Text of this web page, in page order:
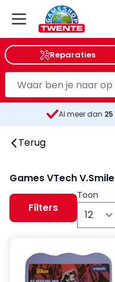
Reparaties
Al meer dan 25
Terug
Games VTech V.Smile
Filters
Toon